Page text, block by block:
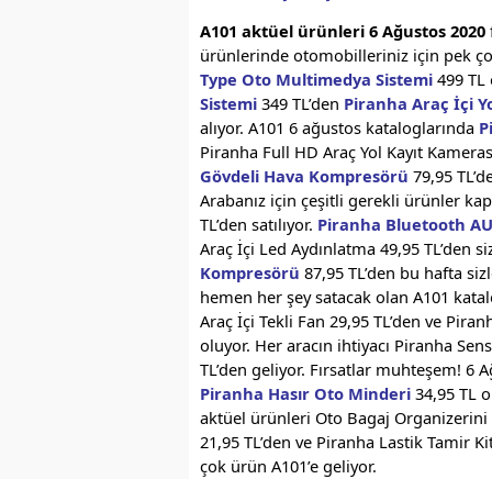
A101 aktüel ürünleri 6 Ağustos 2020
ürünlerinde otomobilleriniz için pek
Type Oto Multimedya Sistemi 499 TL
Sistemi 349 TL’den Piranha Araç İçi
alıyor. A101 6 ağustos kataloglarında
Piranha Full HD Araç Yol Kayıt
Gövdeli Hava Kompresörü 79,95
Arabanız için çeşitli gerekli ürünler
TL’den satılıyor. Piranha Bluetooth
Araç İçi Led Aydınlatma 49,95 TL’den
Kompresörü 87,95 TL’den bu hafta
hemen her şey satacak olan A101
Araç İçi Tekli Fan 29,95 TL’den ve
oluyor. Her aracın ihtiyacı Piranha
TL’den geliyor. Fırsatlar muhteşem! 6
Piranha Hasır Oto Minderi 34,95 TL
aktüel ürünleri Oto Bagaj Organizerini
21,95 TL’den ve Piranha Lastik Tamir
çok ürün A101’e geliyor.